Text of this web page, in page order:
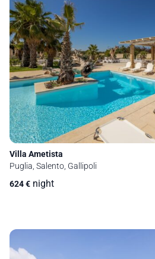
Villa Ametista
Puglia, Salento, Gallipoli
624€ night